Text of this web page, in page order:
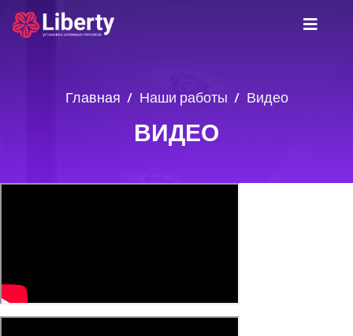
Главная Наши работы Видео
ВИДЕО